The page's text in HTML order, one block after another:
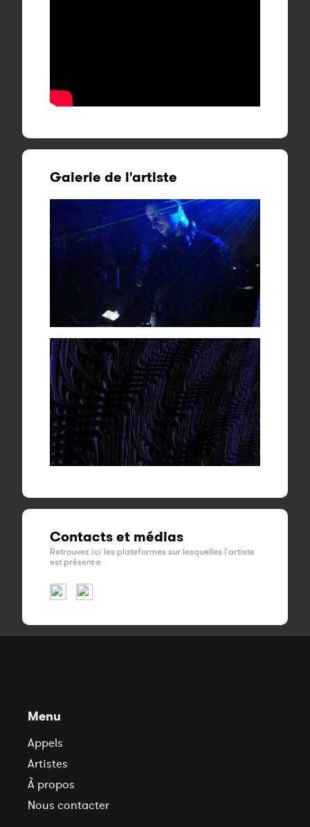
Galerie de l'artiste
Contacts et médias
Retrouvez ici les plateformes sur lesquelles l'artiste
est présent·e
Menu
Appels
Artistes
À propos
Nous contacter